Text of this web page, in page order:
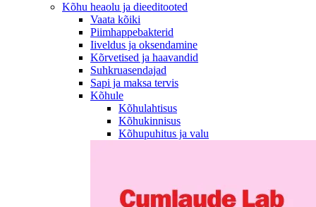
Kõhu heaolu ja dieeditooted
Vaata kõiki
Piimhappebakterid
Iiveldus ja oksendamine
Kõrvetised ja haavandid
Suhkruasendajad
Sapi ja maksa tervis
Kõhule
Kõhulahtisus
Kõhukinnisus
Kõhupuhitus ja valu